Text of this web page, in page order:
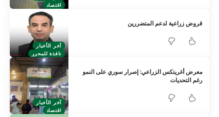
اقتصاد
آخر الأخبار
نافذة للمحرر
قروض زراعية لدعم المتضررين
آخر الأخبار
اقتصاد
معرض أغريتكس الزراعي: إصرار سوري على النمو
رغم التحديات